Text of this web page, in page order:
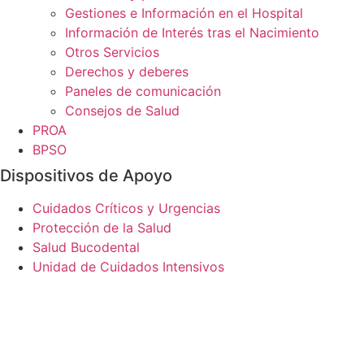
Gestiones e Información en el Hospital
Información de Interés tras el Nacimiento
Otros Servicios
Derechos y deberes
Paneles de comunicación
Consejos de Salud
PROA
BPSO
Dispositivos de Apoyo
Cuidados Críticos y Urgencias
Protección de la Salud
Salud Bucodental
Unidad de Cuidados Intensivos